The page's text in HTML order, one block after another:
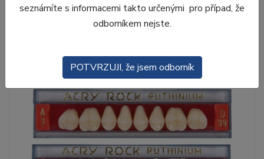
seznámíte s informacemi takto určenými pro případ, že
odborníkem nejste.
POTVRZUJI, že jsem odborník